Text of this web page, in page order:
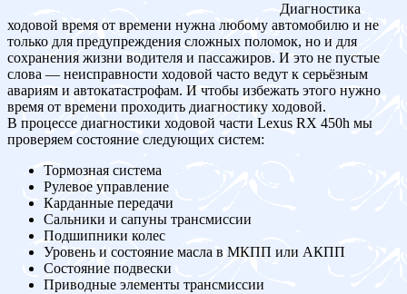
Диагностика
ходовой время от времени нужна любому автомобилю и не
только для предупреждения сложных поломок, но и для
сохранения жизни водителя и пассажиров. И это не пустые
слова — неисправности ходовой часто ведут к серьёзным
авариям и автокатастрофам. И чтобы избежать этого нужно
время от времени проходить диагностику ходовой.
В процессе диагностики ходовой части Lexus RX 450h мы
проверяем состояние следующих систем:
Тормозная система
Рулевое управление
Карданные передачи
Сальники и сапуны трансмиссии
Подшипники колес
Уровень и состояние масла в МКПП или АКПП
Состояние подвески
Приводные элементы трансмиссии